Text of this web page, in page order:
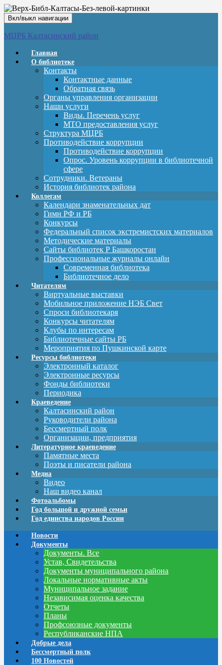
Вкл/выкл навигации
МЦРБ Калтасинский район
Главная
О библиотеке
Контакты
Контактные данные
Обратная связь
Органы управления организации
Наши услуги
Виды. Перечень услуг
МТО предоставления услуг
Структура МЦРБ
Противодействие коррупции
Противодействие коррупции
Опрос. Уровень коррупции в библиотечной
сфере
Сотрудники. Ветераны
История библиотек района
Коллегам
Календари знаменательных дат
Гимн РФ и РБ
Конкурсы
Федеральный список экстремистских материалов
Методические материалы
Сайты библиотек Р Башкоростан
Профессиональные журналы онлайн
Современная библиотека
Библиотечное дело
Читателям
Виртуальные выставки
Мобильное приложение НЭБ Свет
Спроси библиотекаря
Конкурсы читателям
Клубы по интересам
Библиотечные сайты РБ
Мероприятия по Пушкинской карте
Ресурсы библиотеки
Электронный каталог
Электронные ресурсы
Фонды библиотеки
Периодика
Краеведение
Калтасинский район
Руководители района
Бессмертный полк
Организации, предприятия
Литературное краеведение
Памятные места
Поэты и писатели района
Медиа
Видео
Наш видео канал
Фотоальбомы
Год большой и дружной семьи
Год единства народов России
Новости
Документы
Документы. Все
Устав, Свидетельства
Документы муниципального района
Локальные нормативные акты
Муниципальное задание
Независимая оценка качества
Отчеты
Планы
Профсоюзные документы
Республиканские НПА
Добрые дела
Бессмертный полк
100 Новостей